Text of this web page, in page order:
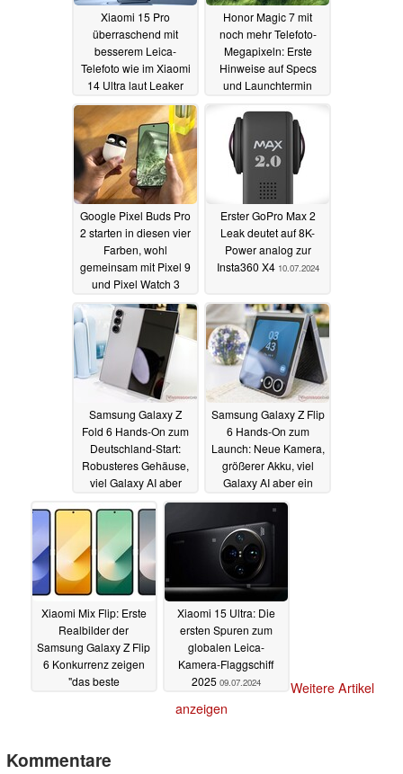
Xiaomi 15 Pro
überraschend mit
besserem Leica-
Telefoto wie im Xiaomi
14 Ultra laut Leaker
11.07.2024
Honor Magic 7 mit
noch mehr Telefoto-
Megapixeln: Erste
Hinweise auf Specs
und Launchtermin
Google Pixel Buds Pro
2 starten in diesen vier
Farben, wohl
gemeinsam mit Pixel 9
und Pixel Watch 3
11.07.2024
Erster GoPro Max 2
Leak deutet auf 8K-
Power analog zur
Insta360 X4 10.07.2024
Samsung Galaxy Z
Fold 6 Hands-On zum
Deutschland-Start:
Robusteres Gehäuse,
viel Galaxy AI aber
kaum Vorbesteller-
Deals10.07.2024
Samsung Galaxy Z Flip
6 Hands-On zum
Launch: Neue Kamera,
größerer Akku, viel
Galaxy AI aber ein
großes Manko bleibt
Xiaomi Mix Flip: Erste
Realbilder der
Samsung Galaxy Z Flip
6 Konkurrenz zeigen
"das beste
Xiaomi 15 Ultra: Die
ersten Spuren zum
globalen Leica-
Kamera-Flaggschiff
2025 09.07.2024
Weitere Artikel
anzeigen
Kommentare